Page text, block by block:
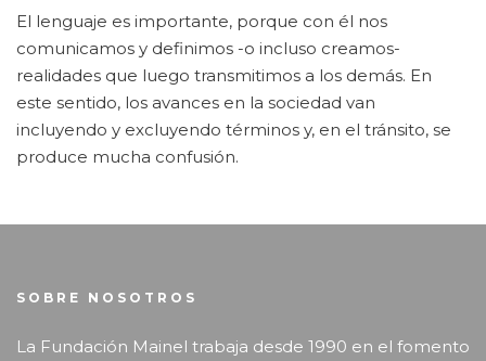
El lenguaje es importante, porque con él nos
comunicamos y definimos -o incluso creamos-
realidades que luego transmitimos a los demás. En
este sentido, los avances en la sociedad van
incluyendo y excluyendo términos y, en el tránsito, se
produce mucha confusión.
SOBRE NOSOTROS
La Fundación Mainel trabaja desde 1990 en el fomento